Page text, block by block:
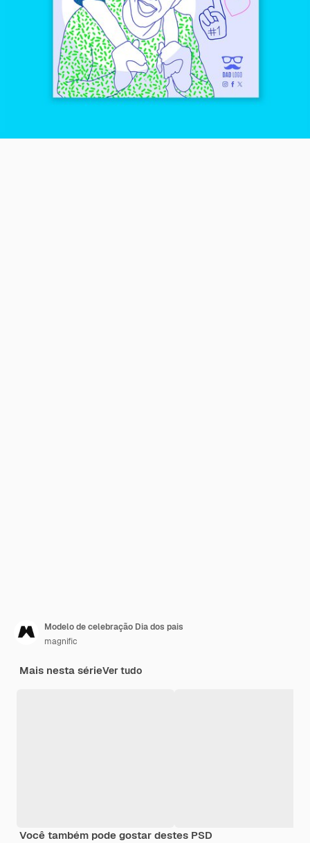
Modelo de celebração Dia dos pais
magnific
Mais nesta sérieVer tudo
Você também pode gostar destes PSD